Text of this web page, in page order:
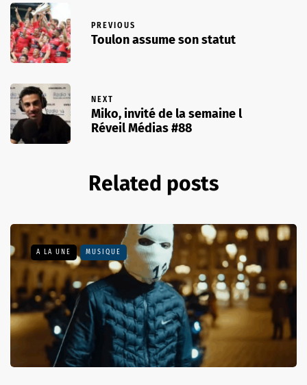
PREVIOUS
Toulon assume son statut
NEXT
Miko, invité de la semaine l
Réveil Médias #88
Related posts
A LA UNE MUSIQUE